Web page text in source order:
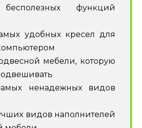
функций
удобных кресел для
мебели, которую
ненадежных видов
видов наполнителей